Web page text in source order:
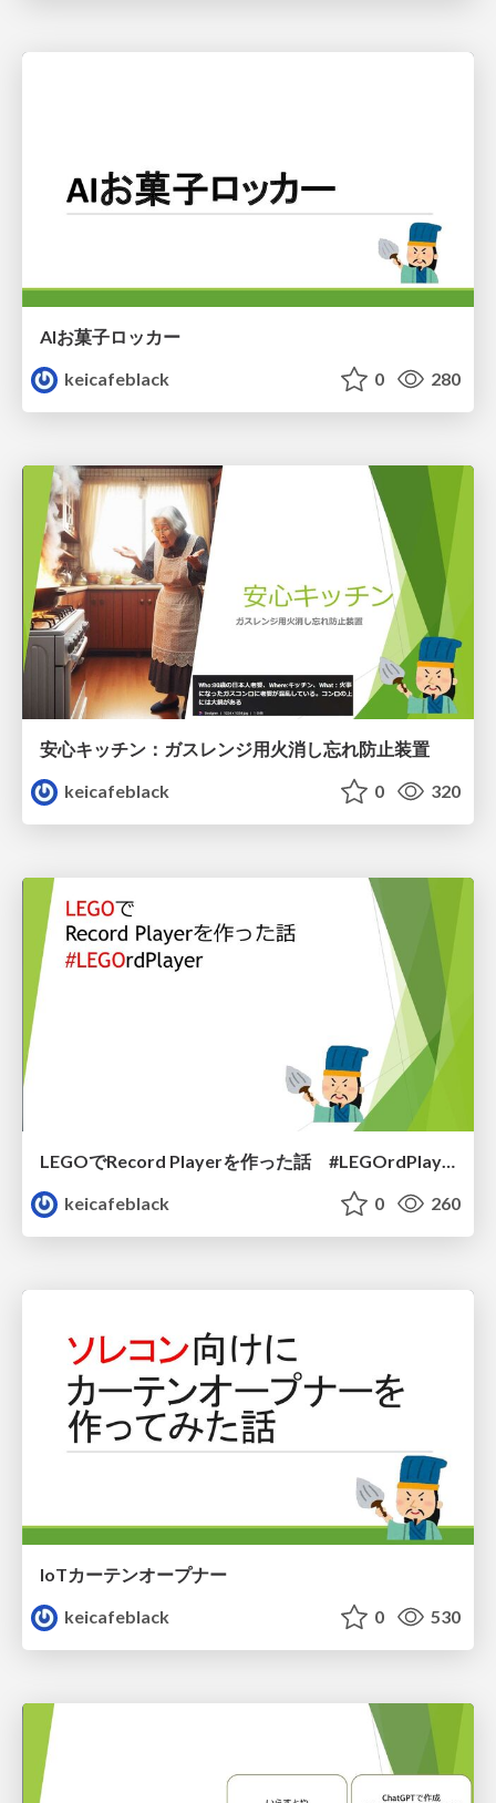
AIお菓子ロッカー
keicafeblack
0 280
安心キッチン：ガスレンジ用火消し忘れ防止装置
keicafeblack
0 320
LEGOでRecord Playerを作った話 #LEGOrdPlayer
keicafeblack
0 260
IoTカーテンオープナー
keicafeblack
0 530